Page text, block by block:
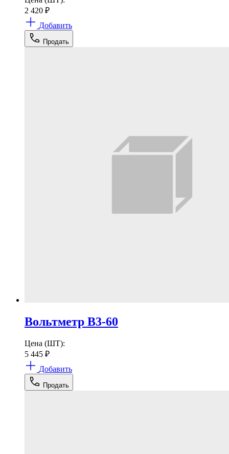
2 420 ₽
Добавить
Продать
Вольтметр В3-60
Цена (ШТ):
5 445 ₽
Добавить
Продать